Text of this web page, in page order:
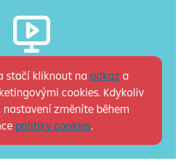
stačí kliknout na odkaz a
cookies. Kdykoliv
změníte během
politiky cookies.